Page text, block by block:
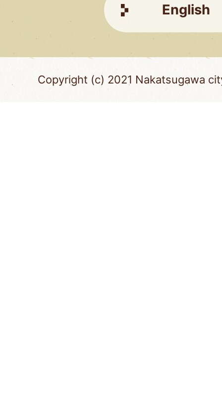
English
Copyright (c) 2021 Nakatsugawa